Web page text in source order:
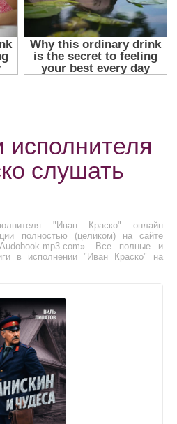
исполнителя
слушать
"Иван Краско" онлайн
полностью (целиком) на сайте
mp3.com». Все полные и
в исполнении "Иван Краско" на